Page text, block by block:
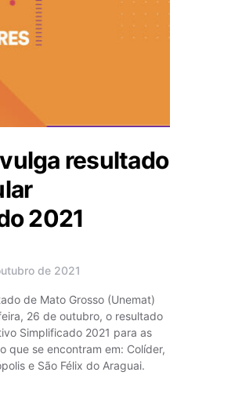
resultado
2021
de 2021
de Mato Grosso (Unemat)
26 de outubro, o resultado
Simplificado 2021 para as
que se encontram em: Colíder,
e São Félix do Araguai.